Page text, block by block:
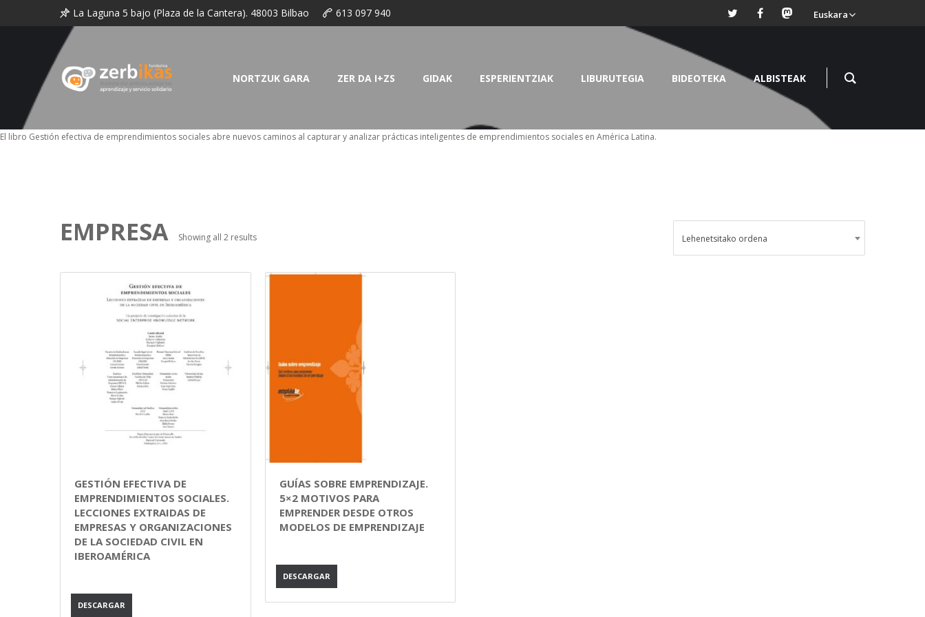
La Laguna 5 bajo (Plaza de la Cantera). 48003 Bilbao 613 097 940 Euskara
NORTZUK GARA ZER DA I+ZS GIDAK ESPERIENTZIAK LIBURUTEGIA BIDEOTEKA ALBISTEAK
El libro Gestión efectiva de emprendimientos sociales abre nuevos caminos al capturar y analizar prácticas inteligentes de emprendimientos sociales en América Latina.
EMPRESA Showing all 2 results Lehenetsitako ordena
GESTIÓN EFECTIVA DE
EMPRENDIMIENTOS SOCIALES.
LECCIONES EXTRAIDAS DE
EMPRESAS Y ORGANIZACIONES
DE LA SOCIEDAD CIVIL EN
IBEROAMÉRICA
DESCARGAR
GUÍAS SOBRE EMPRENDIZAJE.
5×2 MOTIVOS PARA
EMPRENDER DESDE OTROS
MODELOS DE EMPRENDIZAJE
DESCARGAR